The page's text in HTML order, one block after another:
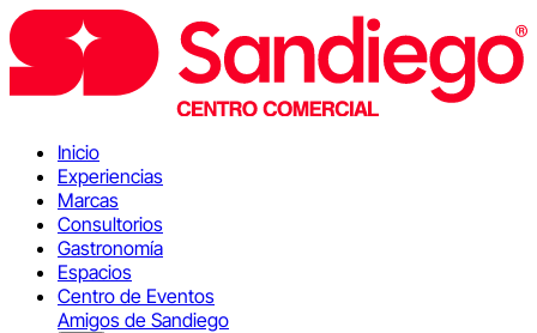
Inicio
Experiencias
Marcas
Consultorios
Gastronomía
Espacios
Centro de Eventos
Amigos de Sandiego